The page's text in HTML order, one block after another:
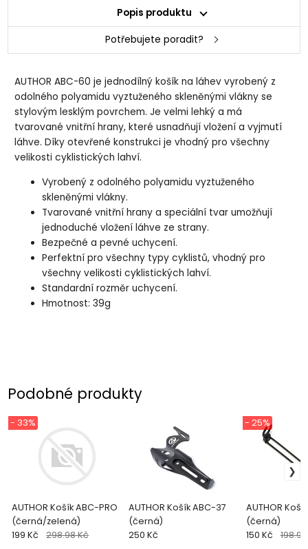
Popis produktu
Potřebujete poradit?
AUTHOR ABC-60 je jednodílný košík na láhev vyrobený z
odolného polyamidu vyztuženého skleněnými vlákny se
stylovým lesklým povrchem. Je velmi lehký a má
tvarované vnitřní hrany, které usnadňují vložení a vyjmutí
láhve. Díky otevřené konstrukci je vhodný pro všechny
velikosti cyklistických lahví.
Vyrobený z odolného polyamidu vyztuženého
skleněnými vlákny.
Tvarované vnitřní hrany a speciální tvar umožňují
jednoduché vložení láhve ze strany.
Bezpečné a pevné uchycení.
Perfektní pro všechny typy cyklistů, vhodný pro
všechny velikosti cyklistických lahví.
Standardní rozměr uchycení.
Hmotnost: 39g
Podobné produkty
AUTHOR Košík ABC-PRO
(černá/zelená)
- 33%
199 Kč 298.98 Kč
AUTHOR Košík ABC-37
(černá)
250 Kč
AUTHOR
(černá)
- 25%
150 Kč